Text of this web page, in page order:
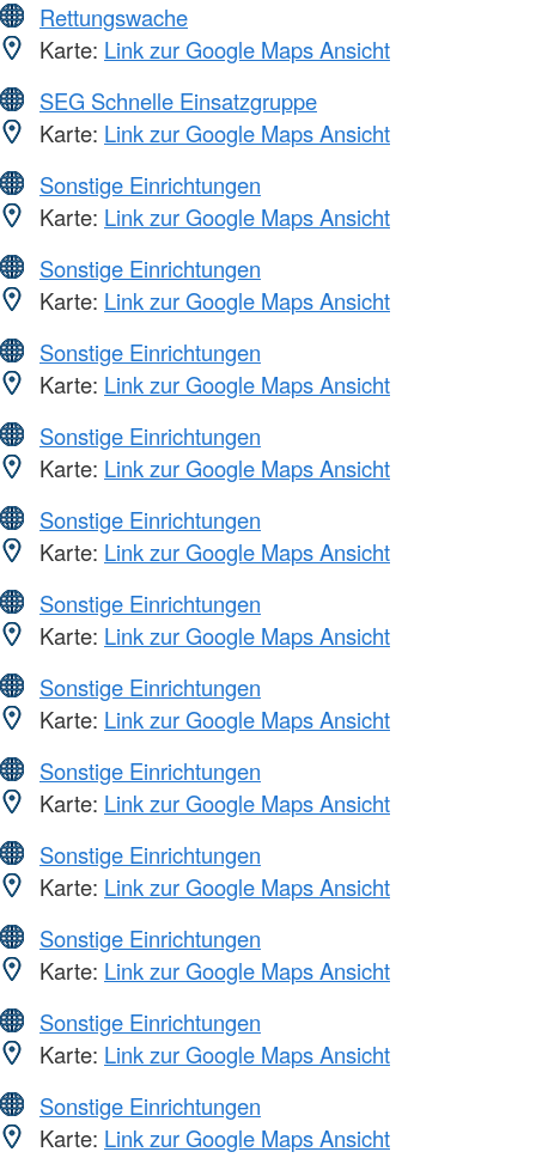
Rettungswache
Karte: Link zur Google Maps Ansicht
SEG Schnelle Einsatzgruppe
Karte: Link zur Google Maps Ansicht
Sonstige Einrichtungen
Karte: Link zur Google Maps Ansicht
Sonstige Einrichtungen
Karte: Link zur Google Maps Ansicht
Sonstige Einrichtungen
Karte: Link zur Google Maps Ansicht
Sonstige Einrichtungen
Karte: Link zur Google Maps Ansicht
Sonstige Einrichtungen
Karte: Link zur Google Maps Ansicht
Sonstige Einrichtungen
Karte: Link zur Google Maps Ansicht
Sonstige Einrichtungen
Karte: Link zur Google Maps Ansicht
Sonstige Einrichtungen
Karte: Link zur Google Maps Ansicht
Sonstige Einrichtungen
Karte: Link zur Google Maps Ansicht
Sonstige Einrichtungen
Karte: Link zur Google Maps Ansicht
Sonstige Einrichtungen
Karte: Link zur Google Maps Ansicht
Sonstige Einrichtungen
Karte: Link zur Google Maps Ansicht